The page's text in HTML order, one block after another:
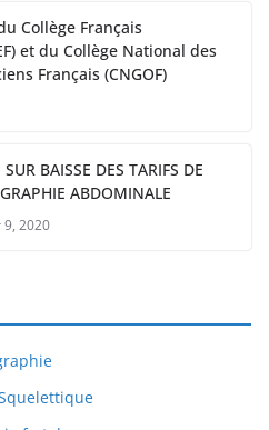
Collège Français
et du Collège National des
Français (CNGOF)
SUR BAISSE DES TARIFS DE
ABDOMINALE
2020